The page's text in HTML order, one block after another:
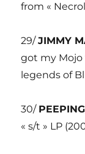
from «
29/JIMMY
got my Mojo
legends of
30/
« s/t » LP